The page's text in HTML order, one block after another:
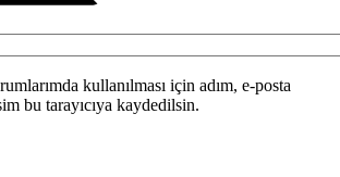
kullanılması için adım, e-posta
bu tarayıcıya kaydedilsin.